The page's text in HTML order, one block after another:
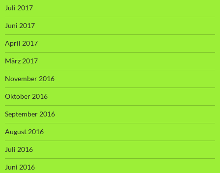
Juli 2017
Juni 2017
April 2017
März 2017
November 2016
Oktober 2016
September 2016
August 2016
Juli 2016
Juni 2016